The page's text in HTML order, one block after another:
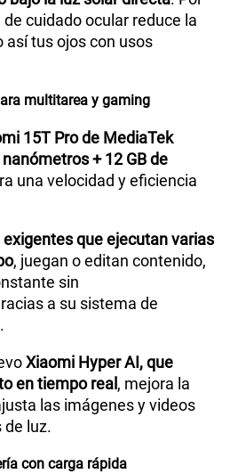
cuidado ocular reduce la
así tus ojos con usos
multitarea y gaming
15T Pro de MediaTek
+ 12 GB de
una velocidad y eficiencia
que ejecutan varias
, juegan o editan contenido,
sin
a su sistema de
Xiaomi Hyper AI, que
en tiempo real , mejora la
las imágenes y videos
de luz.
con carga rápida